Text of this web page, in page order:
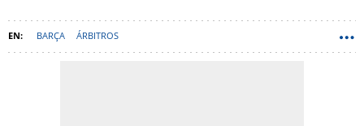
BARÇA ÁRBITROS